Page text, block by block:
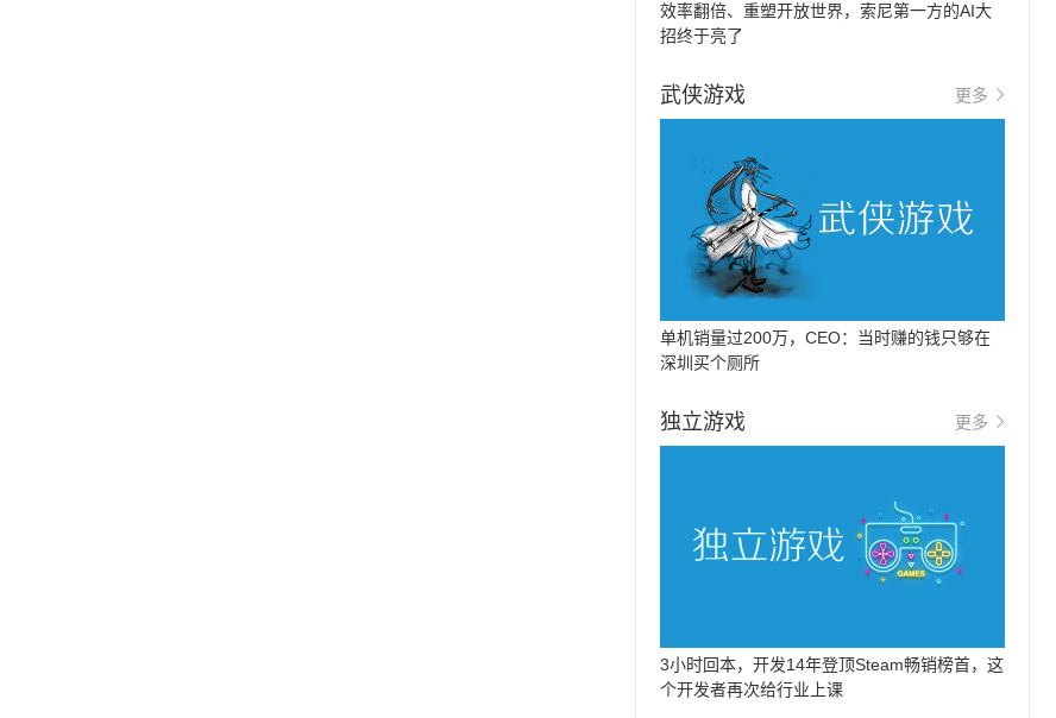
效率翻倍、重塑开放世界，索尼第一方的AI大
招终于亮了
武侠游戏 更多
单机销量过200万，CEO：当时赚的钱只够在
深圳买个厕所
独立游戏 更多
3小时回本，开发14年登顶Steam畅销榜首，这
个开发者再次给行业上课